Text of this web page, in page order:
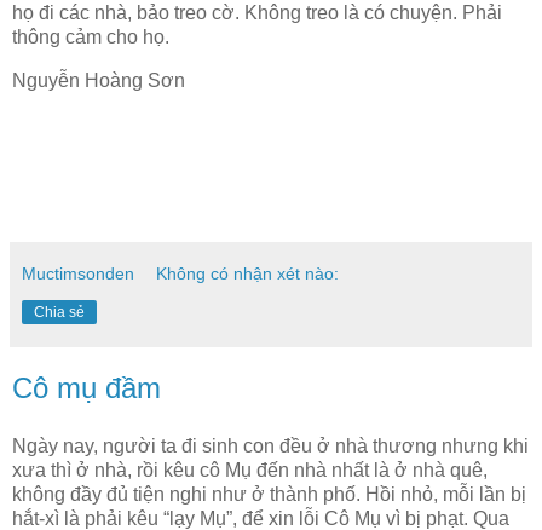
họ đi các nhà, bảo treo cờ. Không treo là có chuyện. Phải
thông cảm cho họ.
Nguyễn Hoàng Sơn
Muctimsonden Không có nhận xét nào:
Chia sẻ
Cô mụ đầm
Ngày nay, người ta đi sinh con đều ở nhà thương nhưng khi
xưa thì ở nhà, rồi kêu cô Mụ đến nhà nhất là ở nhà quê,
không đầy đủ tiện nghi như ở thành phố. Hồi nhỏ, mỗi lần bị
hắt-xì là phải kêu “lạy Mụ”, để xin lỗi Cô Mụ vì bị phạt. Qua